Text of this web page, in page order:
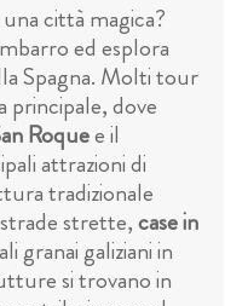
città magica?
ed esplora
Spagna. Molti tour
principale, dove
Roquee il
attrazioni di
tradizionale
strette,case in
granai galiziani in
si trovano in